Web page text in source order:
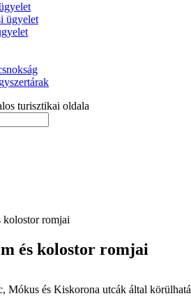
ügyelet
turisztikai oldala
kolostor romjai
és kolostor romjai
Mókus és Kiskorona utcák által